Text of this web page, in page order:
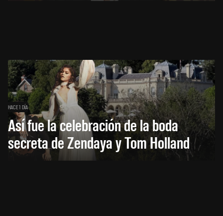
HACE 1 DÍA
Así fue la celebración de la boda
secreta de Zendaya y Tom Holland